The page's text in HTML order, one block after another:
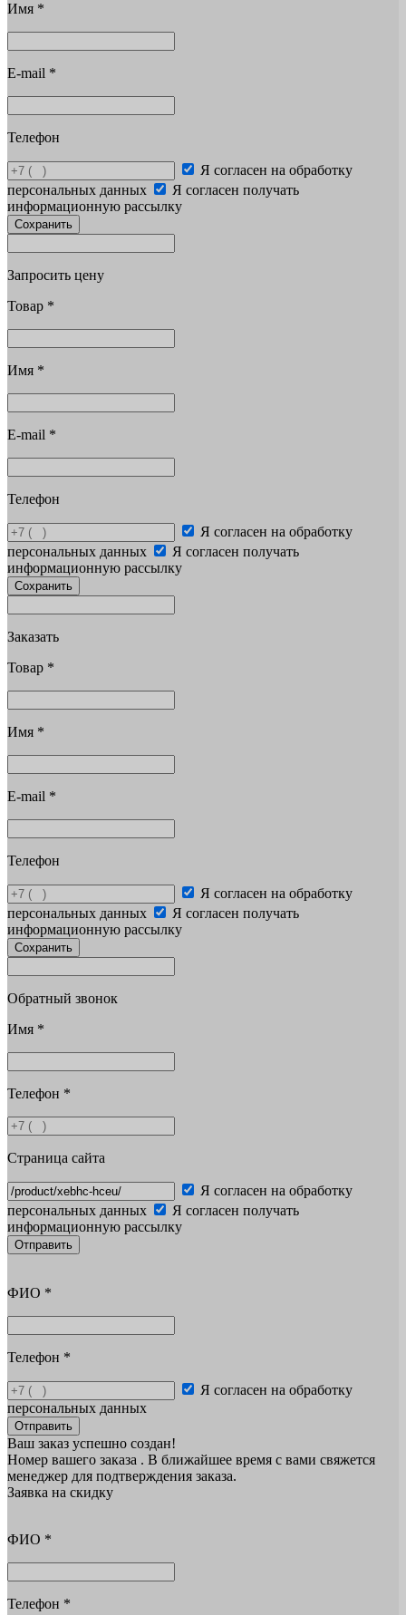
Имя *
E-mail *
Телефон
Я согласен на обработку
персональных данных
Я согласен получать
информационную рассылку
Сохранить
Запросить цену
Товар *
Имя *
E-mail *
Телефон
Я согласен на обработку
персональных данных
Я согласен получать
информационную рассылку
Сохранить
Заказать
Товар *
Имя *
E-mail *
Телефон
Я согласен на обработку
персональных данных
Я согласен получать
информационную рассылку
Сохранить
Обратный звонок
Имя *
Телефон *
Страница сайта
Я согласен на обработку
персональных данных
Я согласен получать
информационную рассылку
Отправить
ФИО *
Телефон *
Я согласен на обработку
персональных данных
Отправить
Ваш заказ успешно создан!
Номер вашего заказа . В ближайшее время с вами свяжется
менеджер для подтверждения заказа.
Заявка на скидку
ФИО *
Телефон *